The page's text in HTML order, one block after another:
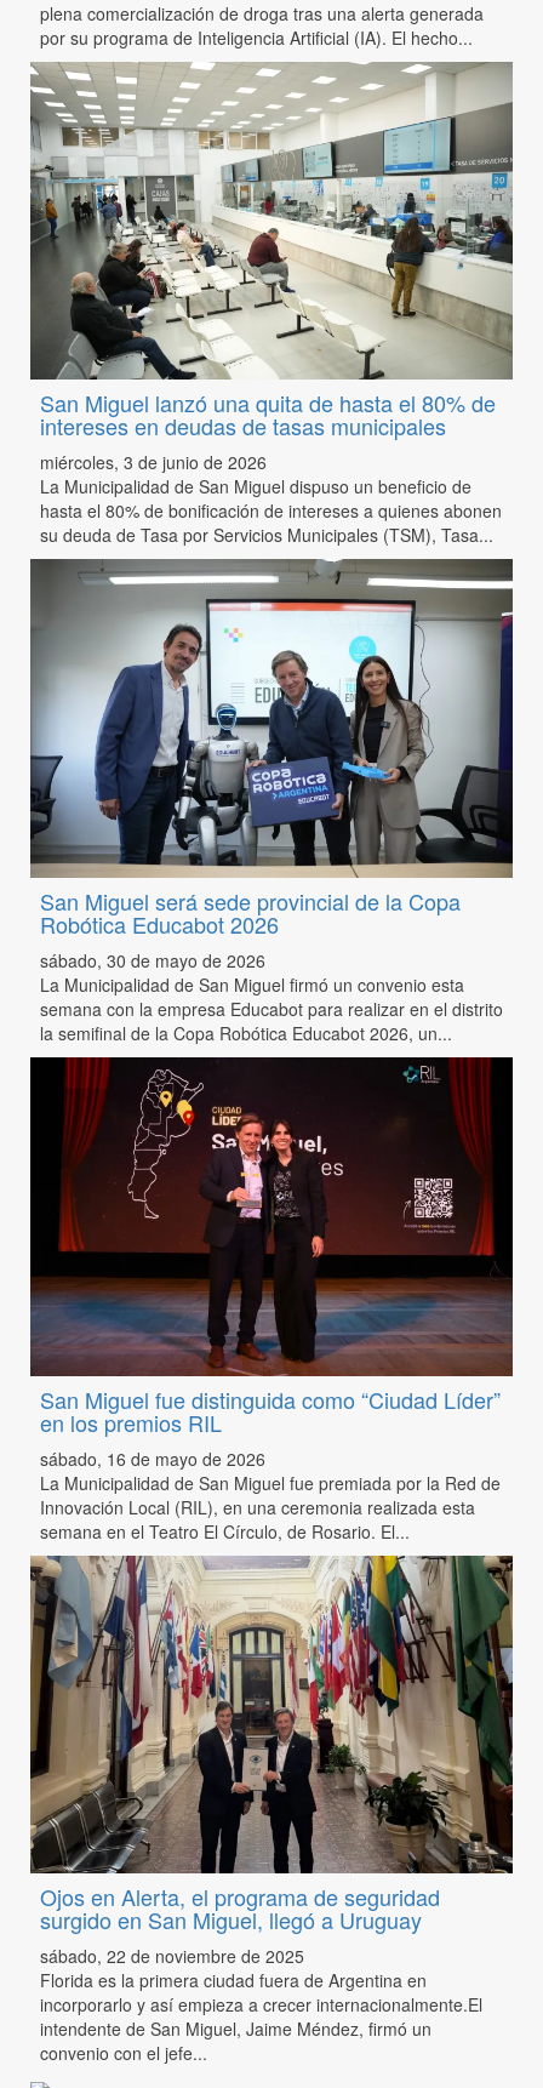
plena comercialización de droga tras una alerta generada
por su programa de Inteligencia Artificial (IA). El hecho...
San Miguel lanzó una quita de hasta el 80% de
intereses en deudas de tasas municipales
miércoles, 3 de junio de 2026
La Municipalidad de San Miguel dispuso un beneficio de
hasta el 80% de bonificación de intereses a quienes abonen
su deuda de Tasa por Servicios Municipales (TSM), Tasa...
San Miguel será sede provincial de la Copa
Robótica Educabot 2026
sábado, 30 de mayo de 2026
La Municipalidad de San Miguel firmó un convenio esta
semana con la empresa Educabot para realizar en el distrito
la semifinal de la Copa Robótica Educabot 2026, un...
San Miguel fue distinguida como “Ciudad Líder”
en los premios RIL
sábado, 16 de mayo de 2026
La Municipalidad de San Miguel fue premiada por la Red de
Innovación Local (RIL), en una ceremonia realizada esta
semana en el Teatro El Círculo, de Rosario. El...
Ojos en Alerta, el programa de seguridad
surgido en San Miguel, llegó a Uruguay
sábado, 22 de noviembre de 2025
Florida es la primera ciudad fuera de Argentina en
incorporarlo y así empieza a crecer internacionalmente.El
intendente de San Miguel, Jaime Méndez, firmó un
convenio con el jefe...